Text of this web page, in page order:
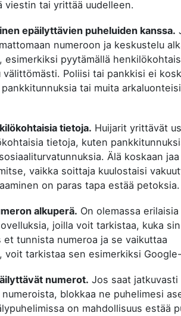
viestin tai yrittää uudelleen.
epäilyttävien puheluiden kanssa.
numeroon ja keskustelu
esimerkiksi pyytämällä
välittömästi. Poliisi tai pankkisi ei
tai muita
tietoja. Huijarit yrittävät
tietoja, kuten
Älä koskaan
vaikka soittaja kuulostaisi
on paras tapa estää petoksia.
alkuperä. On olemassa erilaisia
joilla voit tarkistaa, kuka
tunnista numeroa ja se vaikuttaa
voit tarkistaa sen esimerkiksi
numerot. Jos saat jatkuvasti
blokkaa ne puhelimesi
on mahdollisuus estää